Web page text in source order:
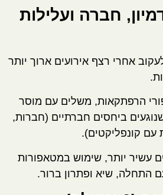
4-6: דמיון, חברה ועלילות
אחרי רצף אירועים ארוך יותר
הרפתקאות, משלים עם מוסר
ביחסים חברתיים (חברות,
עם קונפליקטים).
עשיר יותר, שימוש במטאפורות
התחלה, שיא ופתרון ברור.